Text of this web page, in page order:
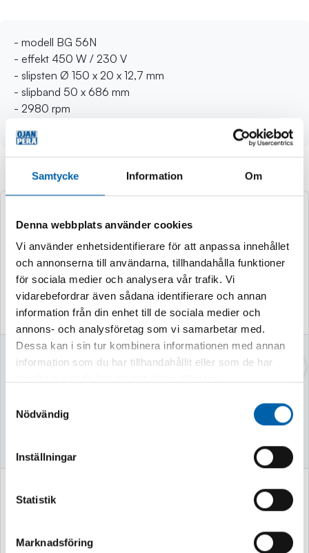
Samtycke Information Om
Denna webbplats använder cookies
Vi använder enhetsidentifierare för att anpassa innehållet
och annonserna till användarna, tillhandahålla funktioner
för sociala medier och analysera vår trafik. Vi
vidarebefordrar även sådana identifierare och annan
information från din enhet till de sociala medier och
annons- och analysföretag som vi samarbetar med.
Dessa kan i sin tur kombinera informationen med annan
information som du har tillhandahållit eller som de har
Nödvändig
Inställningar
Statistik
Marknadsföring
- modell BG 56N
- effekt 450 W / 230 V
- slipsten Ø 150 x 20 x 12,7 mm
- slipband 50 x 686 mm
- 2980 rpm
Andra köpte även
VASSKLIPPARE
Finns i lager
(599.0 kr exkl. moms)
Köp
VEDKLYV 7TON
52CM MED STATIV
Finns i lager
(2396.0 kr exkl. moms)